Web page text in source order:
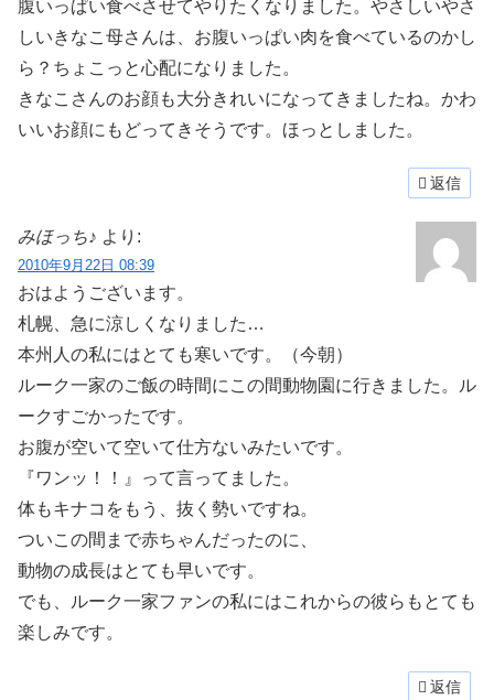
腹いっぱい食べさせてやりたくなりました。やさしいやさ
しいきなこ母さんは、お腹いっぱい肉を食べているのかし
ら？ちょこっと心配になりました。
きなこさんのお顔も大分きれいになってきましたね。かわ
いいお顔にもどってきそうです。ほっとしました。
返信
みほっち♪ より:
2010年9月22日 08:39
おはようございます。
札幌、急に涼しくなりました…
本州人の私にはとても寒いです。（今朝）
ルーク一家のご飯の時間にこの間動物園に行きました。ル
ークすごかったです。
お腹が空いて空いて仕方ないみたいです。
『ワンッ！！』って言ってました。
体もキナコをもう、抜く勢いですね。
ついこの間まで赤ちゃんだったのに、
動物の成長はとても早いです。
でも、ルーク一家ファンの私にはこれからの彼らもとても
楽しみです。
返信